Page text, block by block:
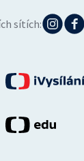
sítích: